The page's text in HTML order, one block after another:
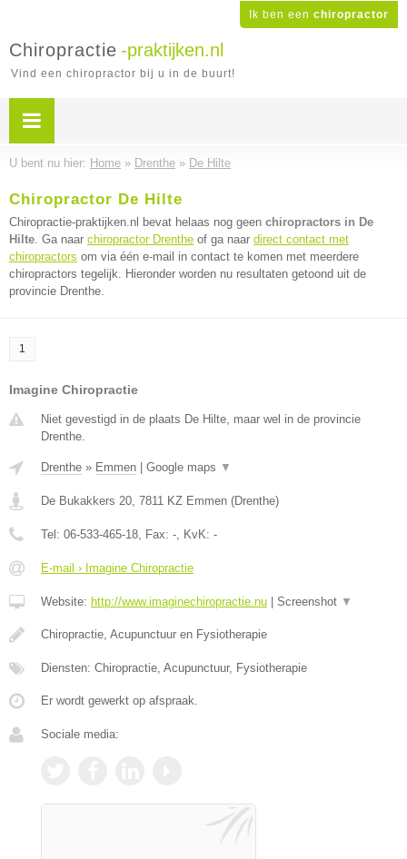
Ik ben een chiropractor
Chiropractie -praktijken.nl
Vind een chiropractor bij u in de buurt!
U bent nu hier: Home » Drenthe » De Hilte
Chiropractor De Hilte
Chiropractie-praktijken.nl bevat helaas nog geen chiropractors in De
Hilte. Ga naar chiropractor Drenthe of ga naar direct contact met
chiropractors om via één e-mail in contact te komen met meerdere
chiropractors tegelijk. Hieronder worden nu resultaten getoond uit de
provincie Drenthe.
1
Imagine Chiropractie
Niet gevestigd in de plaats De Hilte, maar wel in de provincie
Drenthe.
Drenthe » Emmen Google maps ▼
De Bukakkers 20, 7811 KZ Emmen (Drenthe)
Tel: 06-533-465-18, Fax: -, KvK: -
E-mail › Imagine Chiropractie
Website: http://www.imaginechiropractie.nu Screenshot ▼
Chiropractie, Acupunctuur en Fysiotherapie
Diensten: Chiropractie, Acupunctuur, Fysiotherapie
Er wordt gewerkt op afspraak.
Sociale media: